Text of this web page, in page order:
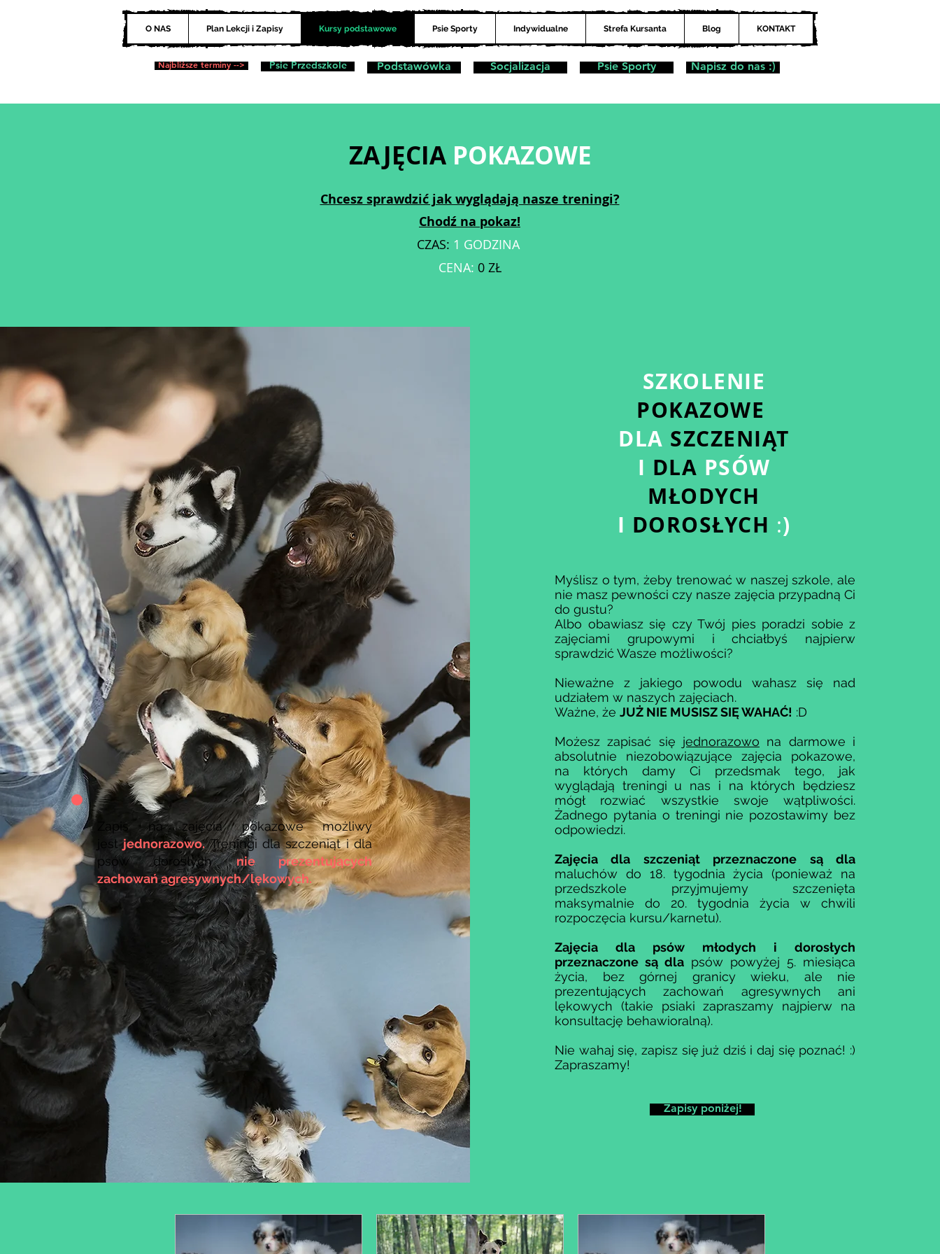
O NAS Plan Lekcji i Zapisy Kursy podstawowe Psie Sporty Indywidualne Strefa Kursanta Blog KONTAKT
Najbliższe terminy --> Psie Przedszkole Podstawówka Socjalizacja Psie Sporty Napisz do nas :)
Zapis na zajęcia pokazowe możliwy
jestjednorazowo.Treningi dla szczeniąt i dla
psów dorosłychnie prezentujących
zachowań agresywnych/lękowych.
SZKOLENIE
POKAZOWE
DLA SZCZENIĄT
I DLA PSÓW
MŁODYCH
I DOROSŁYCH :)
Myślisz o tym, żeby trenować w naszej szkole, ale
nie masz pewności czy nasze zajęcia przypadną Ci
do gustu?
Albo obawiasz się czy Twój pies poradzi sobie z
zajęciami grupowymi i chciałbyś najpierw
sprawdzić Wasze możliwości?
Nieważne z jakiego powodu wahasz się nad
udziałem w naszych zajęciach.
Ważne, że JUŻ NIE MUSISZ SIĘ WAHAĆ! :D
Możesz zapisać się jednorazowo na darmowe i
absolutnie niezobowiązujące zajęcia pokazowe,
na których damy Ci przedsmak tego, jak
wyglądają treningi u nas i na których będziesz
mógł rozwiać wszystkie swoje wątpliwości.
Żadnego pytania o treningi nie pozostawimy bez
odpowiedzi.
Zajęcia dla szczeniąt przeznaczone są dla
maluchów do 18. tygodnia życia (ponieważ na
przedszkole przyjmujemy szczenięta
maksymalnie do 20. tygodnia życia w chwili
rozpoczęcia kursu/karnetu).
Zajęcia dla psów młodych i dorosłych
przeznaczone są dla psów powyżej 5. miesiąca
życia, bez górnej granicy wieku, ale nie
prezentujących zachowań agresywnych ani
lękowych (takie psiaki zapraszamy najpierw na
konsultację behawioralną).
Nie wahaj się, zapisz się już dziś i daj się poznać! :)
Zapraszamy!
Zapisy poniżej!
ZAJĘCIA POKAZOWE
Chcesz sprawdzić jak wyglądają nasze treningi?
Chodź na pokaz!
CZAS: 1 GODZINA
CENA: 0ZŁ